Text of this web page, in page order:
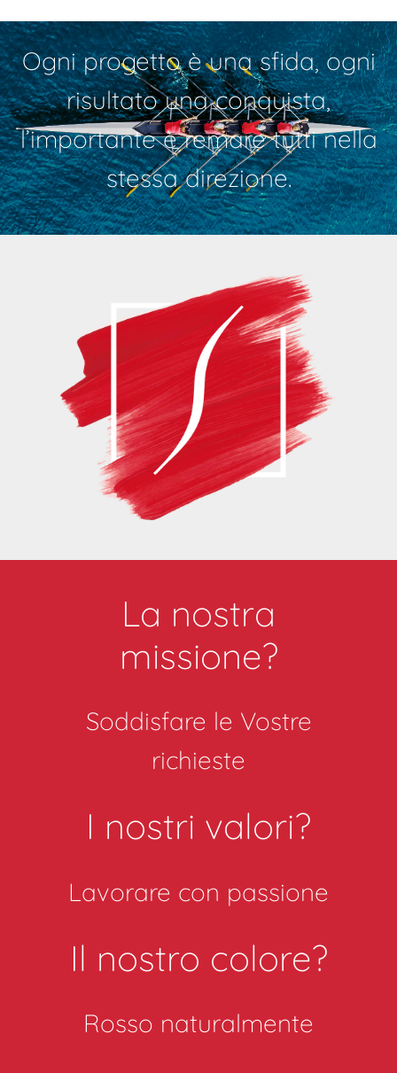
Ogni progetto è una sfida, ogni
risultato una conquista,
l’importante è remare tutti nella
stessa direzione.
La nostra
missione?
Soddisfare le Vostre
richieste
I nostri valori?
Lavorare con passione
Il nostro colore?
Rosso naturalmente